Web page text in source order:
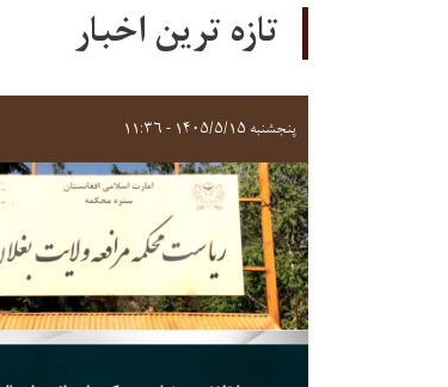
تازه ترین اخبار
پنجشنبه ۱۴۰۵/۵/۱۵ - ۱۱:۳۶